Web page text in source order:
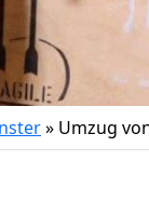
» Umzug